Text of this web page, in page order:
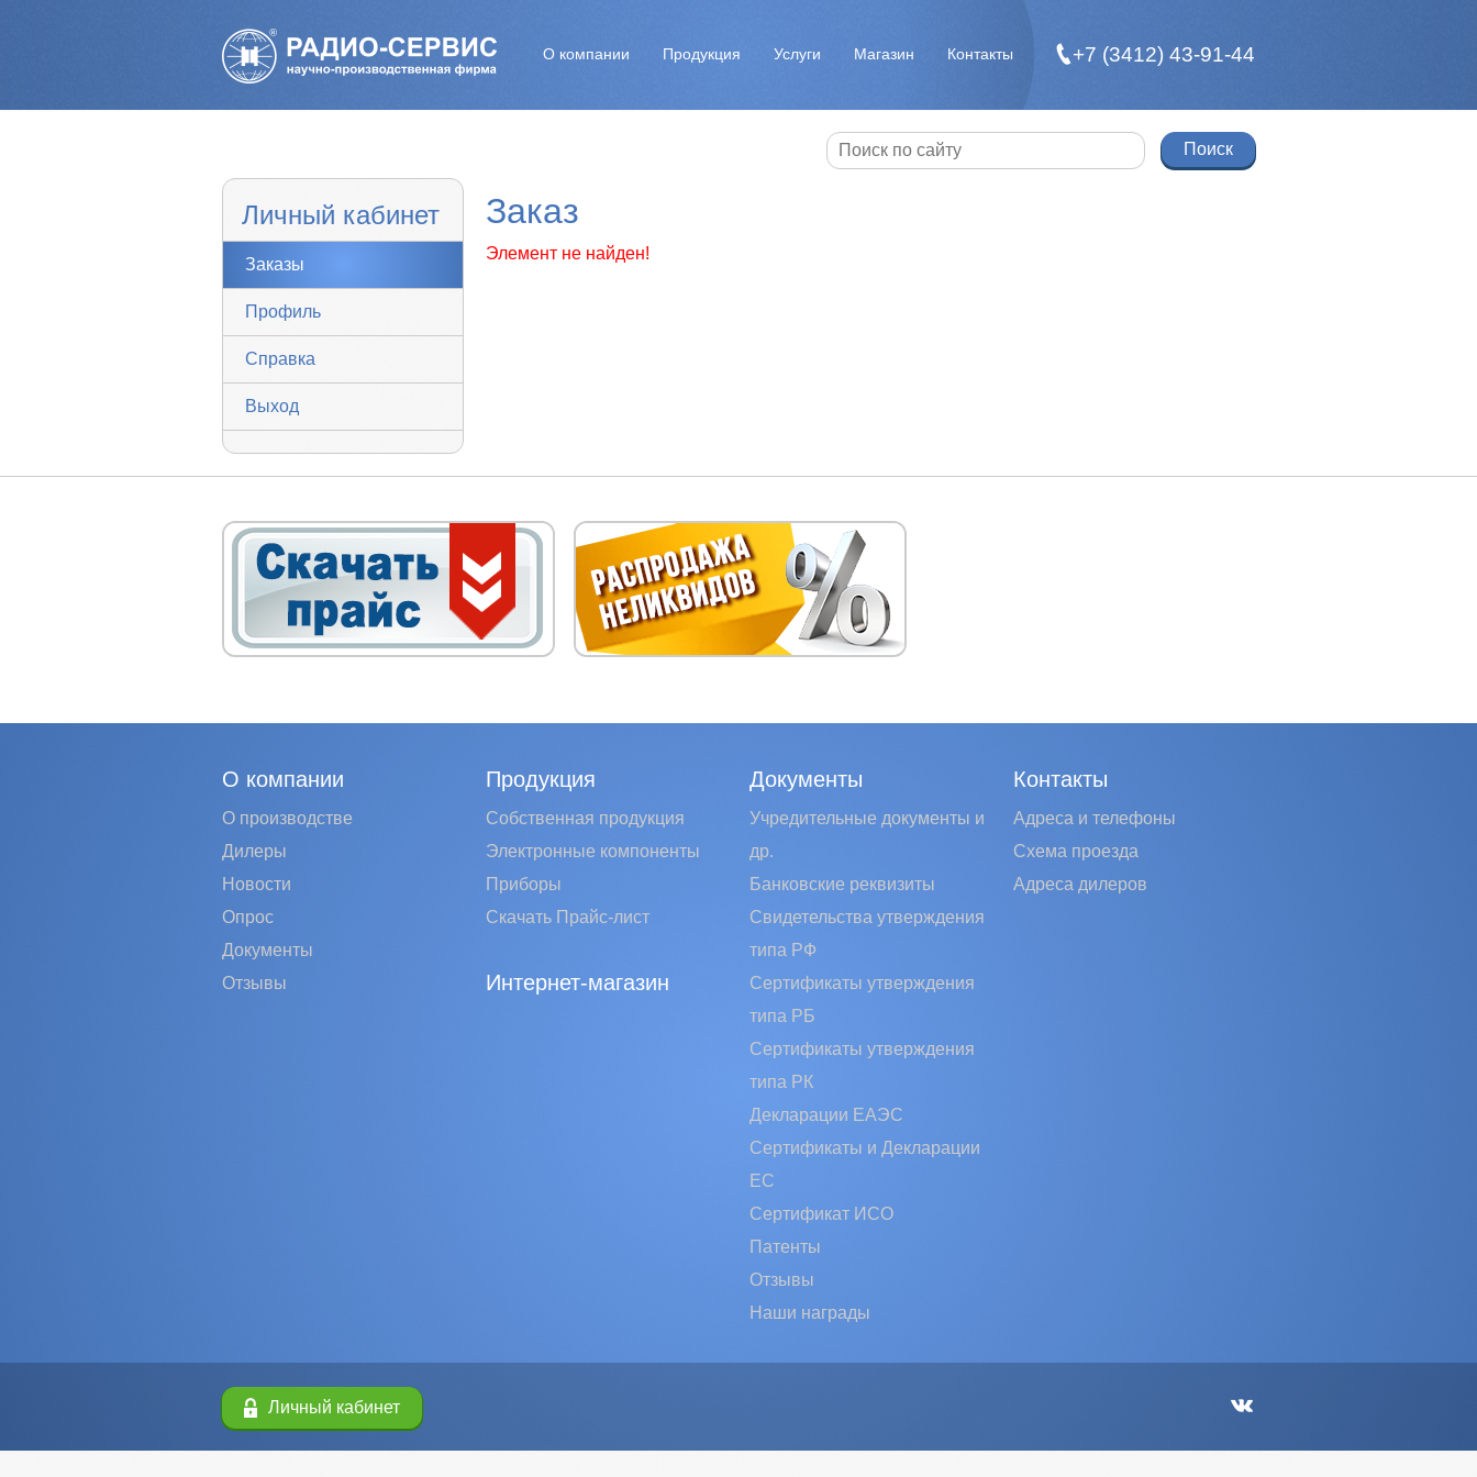
О компании Продукция Услуги Магазин Контакты +7 (3412) 43-91-44
Личный кабинет
Заказы
Профиль
Справка
Выход
Заказ
Элемент не найден!
О компании
О производстве
Дилеры
Новости
Опрос
Документы
Отзывы
Продукция
Собственная продукция
Электронные компоненты
Приборы
Скачать Прайс-лист
Интернет-магазин
Документы
Учредительные документы и
др.
Банковские реквизиты
Свидетельства утверждения
типа РФ
Сертификаты утверждения
типа РБ
Сертификаты утверждения
типа РК
Декларации ЕАЭС
Сертификаты и Декларации
EC
Сертификат ИСО
Патенты
Отзывы
Наши награды
Контакты
Адреса и телефоны
Схема проезда
Адреса дилеров
Личный кабинет